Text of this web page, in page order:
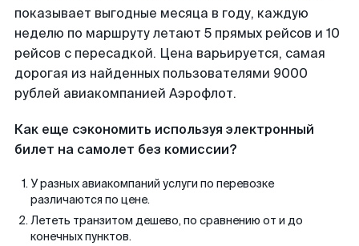
показывает выгодные месяца в году, каждую
неделю по маршруту летают 5 прямых рейсов и 10
рейсов с пересадкой. Цена варьируется, самая
дорогая из найденных пользователями 9000
рублей авиакомпанией Аэрофлот.
Как еще сэкономить используя электронный
билет на самолет без комиссии?
У разных авиакомпаний услуги по перевозке
различаются по цене.
Лететь транзитом дешево, по сравнению от и до
конечных пунктов.